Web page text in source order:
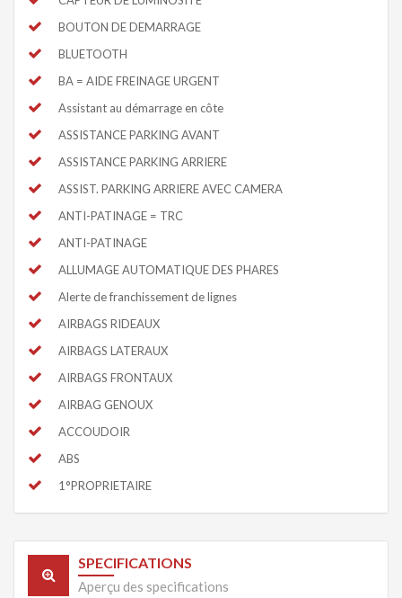
BOUTON DE DEMARRAGE
BLUETOOTH
BA = AIDE FREINAGE URGENT
Assistant au démarrage en côte
ASSISTANCE PARKING AVANT
ASSISTANCE PARKING ARRIERE
ASSIST. PARKING ARRIERE AVEC CAMERA
ANTI-PATINAGE = TRC
ANTI-PATINAGE
ALLUMAGE AUTOMATIQUE DES PHARES
Alerte de franchissement de lignes
AIRBAGS RIDEAUX
AIRBAGS LATERAUX
AIRBAGS FRONTAUX
AIRBAG GENOUX
ACCOUDOIR
ABS
1°PROPRIETAIRE
SPECIFICATIONS
Aperçu des specifications